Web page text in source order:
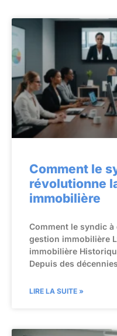
Comment le
révolutionne
immobilière
Comment le syndic
gestion immobilière
immobilière
Depuis des
LIRE LA SUITE »